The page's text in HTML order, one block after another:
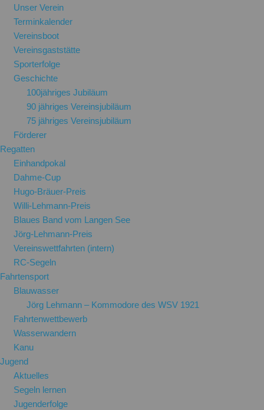
Unser Verein
Terminkalender
Vereinsboot
Vereinsgaststätte
Sporterfolge
Geschichte
100jähriges Jubiläum
90 jähriges Vereinsjubiläum
75 jähriges Vereinsjubiläum
Förderer
Regatten
Einhandpokal
Dahme-Cup
Hugo-Bräuer-Preis
Willi-Lehmann-Preis
Blaues Band vom Langen See
Jörg-Lehmann-Preis
Vereinswettfahrten (intern)
RC-Segeln
Fahrtensport
Blauwasser
Jörg Lehmann – Kommodore des WSV 1921
Fahrtenwettbewerb
Wasserwandern
Kanu
Jugend
Aktuelles
Segeln lernen
Jugenderfolge